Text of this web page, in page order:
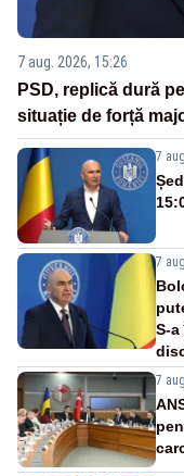
7 aug. 2026, 15:26
PSD, replică dură
situație de forță
7
7
S-
7